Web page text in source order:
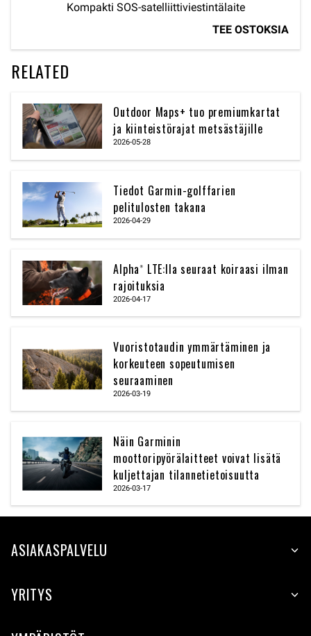
Kompakti SOS-satelliittiviestintälaite
TEE OSTOKSIA
RELATED
Outdoor Maps+ tuo premiumkartat
ja kiinteistörajat metsästäjille
2026-05-28
Tiedot Garmin-golffarien
pelitulosten takana
2026-04-29
Alpha® LTE:lla seuraat koiraasi ilman
rajoituksia
2026-04-17
Vuoristotaudin ymmärtäminen ja
korkeuteen sopeutumisen
seuraaminen
2026-03-19
Näin Garminin
moottoripyörälaitteet voivat lisätä
kuljettajan tilannetietoisuutta
2026-03-17
ASIAKASPALVELU
YRITYS